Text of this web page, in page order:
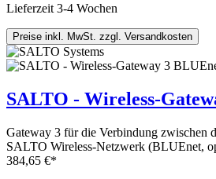
Lieferzeit 3-4 Wochen
Preise inkl. MwSt. zzgl. Versandkosten
SALTO - Wireless-
Gateway 3 für die Verbindung zwischen
SALTO Wireless-Netzwerk (BLUEnet,
384,65 €*